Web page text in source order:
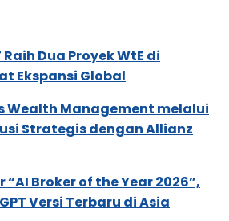
Raih Dua Proyek WtE di
Ekspansi Global
Wealth Management melalui
Strategis dengan Allianz
Broker of the Year 2026”,
Versi Terbaru di Asia